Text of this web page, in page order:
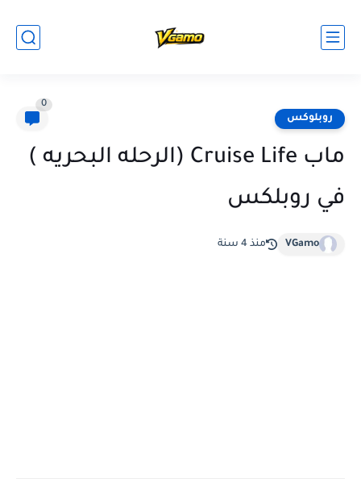
روبلوكس
0
ماب Cruise Life (الرحله البحريه )
في روبلكس
VGamo منذ 4 سنة